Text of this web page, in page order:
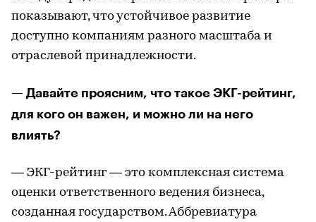
показывают, что устойчивое развитие
доступно компаниям разного масштаба и
отраслевой принадлежности.
— Давайте проясним, что такое ЭКГ-рейтинг,
для кого он важен, и можно ли на него
влиять?
— ЭКГ-рейтинг — это комплексная система
оценки ответственного ведения бизнеса,
созданная государством. Аббревиатура